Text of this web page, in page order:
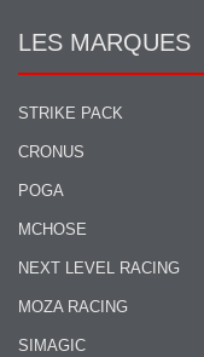
LES MARQUES
STRIKE PACK
CRONUS
POGA
MCHOSE
NEXT LEVEL RACING
MOZA RACING
SIMAGIC